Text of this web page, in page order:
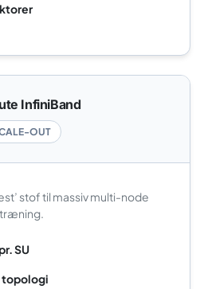
InfiniBand
OUT
stof til massiv multi-node
træning.
SU